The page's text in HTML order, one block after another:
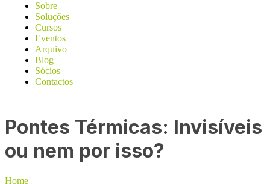
Sobre
Soluções
Cursos
Eventos
Arquivo
Blog
Sócios
Contactos
Pontes Térmicas: Invisíveis
ou nem por isso?
Home